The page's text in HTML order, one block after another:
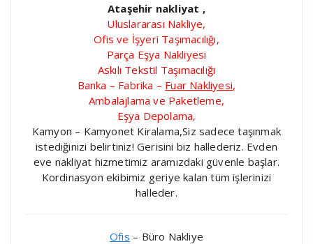
Ataşehir nakliyat ,
Uluslararası Nakliye,
Ofis ve İşyeri Taşımacılığı,
Parça Eşya Nakliyesi
Askılı Tekstil Taşımacılığı
Banka – Fabrika – Fuar Nakliyesi,
Ambalajlama ve Paketleme,
Eşya Depolama,
Kamyon – Kamyonet Kiralama,Siz sadece taşınmak
istediğinizi belirtiniz! Gerisini biz hallederiz. Evden
eve nakliyat hizmetimiz aramızdaki güvenle başlar.
Kordinasyon ekibimiz geriye kalan tüm işlerinizi
halleder.
Ofis – Büro Nakliye